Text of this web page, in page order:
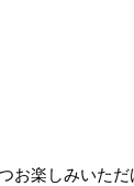
お楽しみいただ